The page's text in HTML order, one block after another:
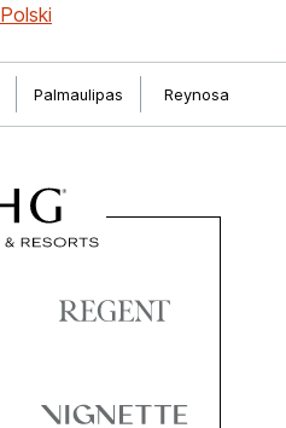
Polski
Palmaulipas Reynosa